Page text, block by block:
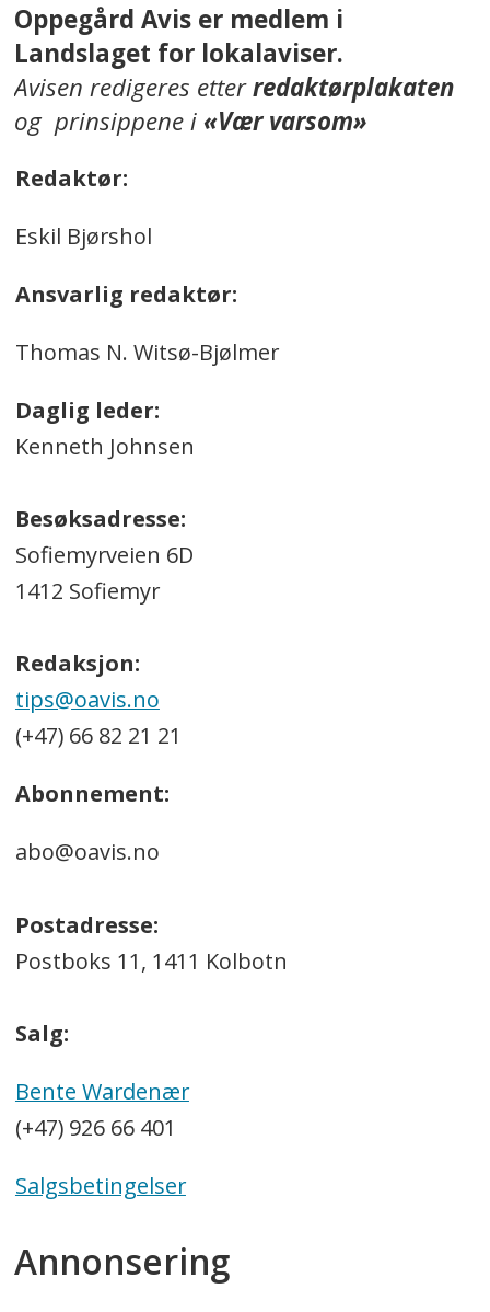
Oppegård Avis er medlem i
Landslaget for lokalaviser.
Avisen redigeres etterredaktørplakaten
og prinsippene i«Vær varsom»
Redaktør:
Eskil Bjørshol
Ansvarlig redaktør:
Thomas N. Witsø-Bjølmer
Daglig leder:
Kenneth Johnsen
Besøksadresse:
Sofiemyrveien 6D
1412 Sofiemyr
Redaksjon:
tips@oavis.no
(+47) 66 82 21 21
Abonnement:
abo@oavis.no
Postadresse:
Postboks 11, 1411 Kolbotn
Salg:
Bente Wardenær
(+47) 926 66 401
Salgsbetingelser
Annonsering